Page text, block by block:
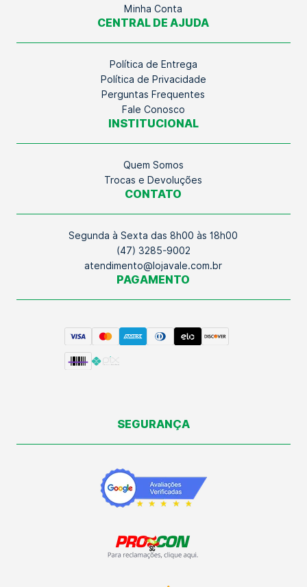
Minha Conta
CENTRAL DE AJUDA
Política de Entrega
Política de Privacidade
Perguntas Frequentes
Fale Conosco
INSTITUCIONAL
Quem Somos
Trocas e Devoluções
CONTATO
Segunda à Sexta das 8h00 às 18h00
(47) 3285-9002
atendimento@lojavale.com.br
PAGAMENTO
SEGURANÇA